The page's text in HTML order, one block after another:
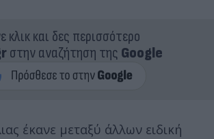
κλικ και δες περισσότερο
στην αναζήτηση της Google
έκανε μεταξύ άλλων ειδική